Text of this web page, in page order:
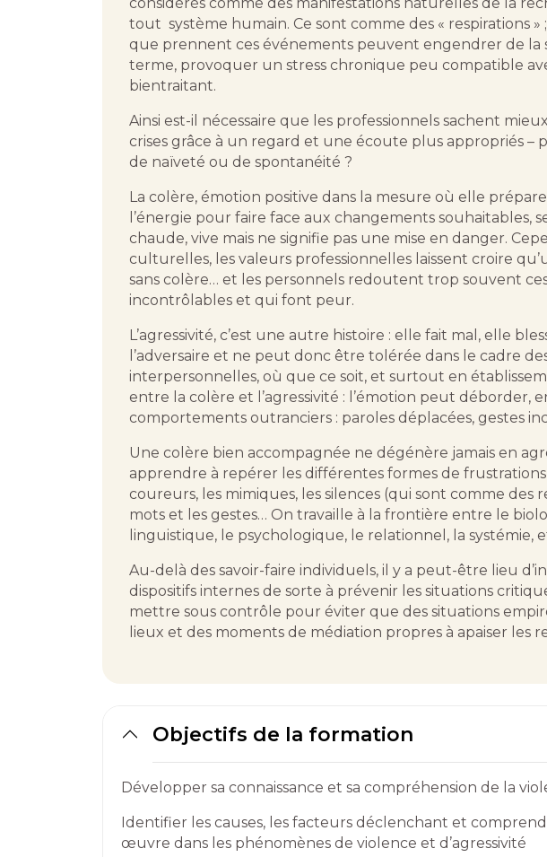
tout système humain. Ce sont comme des « respirations »
que prennent ces événements peuvent engendrer de la
terme, provoquer un stress chronique peu compatible
bientraitant.
Ainsi est-il nécessaire que les professionnels sachent
crises grâce à un regard et une écoute plus appropriés
de naïveté ou de spontanéité ?
La colère, émotion positive dans la mesure où elle
l’énergie pour faire face aux changements souhaitables,
chaude, vive mais ne signifie pas une mise en danger.
culturelles, les valeurs professionnelles laissent croire
sans colère… et les personnels redoutent trop souvent
incontrôlables et qui font peur.
L’agressivité, c’est une autre histoire : elle fait mal, elle
l’adversaire et ne peut donc être tolérée dans le cadre
interpersonnelles, où que ce soit, et surtout en
entre la colère et l’agressivité : l’émotion peut déborder,
comportements outranciers : paroles déplacées, gestes
Une colère bien accompagnée ne dégénère jamais en
apprendre à repérer les différentes formes de
coureurs, les mimiques, les silences (qui sont comme des
mots et les gestes… On travaille à la frontière entre le
linguistique, le psychologique, le relationnel, la systémie,
Au-delà des savoir-faire individuels, il y a peut-être lieu
dispositifs internes de sorte à prévenir les situations
mettre sous contrôle pour éviter que des situations
lieux et des moments de médiation propres à apaiser les
Objectifs de la formation
Développer sa connaissance et sa compréhension de la
Identifier les causes, les facteurs déclenchant et
œuvre dans les phénomènes de violence et d’agressivité